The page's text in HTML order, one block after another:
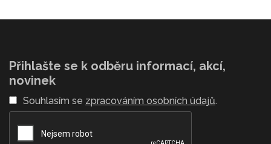
Přihlašte se k odběru informací, akcí,
novinek
Souhlasím se zpracováním osobních údajů.